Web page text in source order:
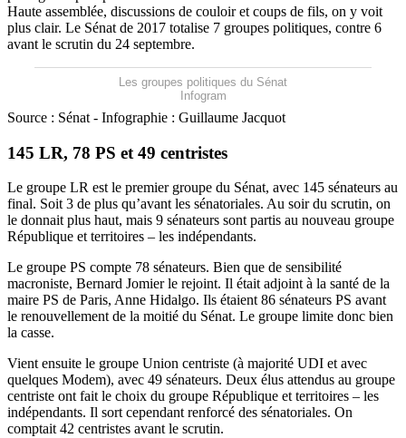
Haute assemblée, discussions de couloir et coups de fils, on y voit
plus clair. Le Sénat de 2017 totalise 7 groupes politiques, contre 6
avant le scrutin du 24 septembre.
Les groupes politiques du Sénat
Infogram
Source : Sénat - Infographie : Guillaume Jacquot
145 LR, 78 PS et 49 centristes
Le groupe LR est le premier groupe du Sénat, avec 145 sénateurs au
final. Soit 3 de plus qu’avant les sénatoriales. Au soir du scrutin, on
le donnait plus haut, mais 9 sénateurs sont partis au nouveau groupe
République et territoires – les indépendants.
Le groupe PS compte 78 sénateurs. Bien que de sensibilité
macroniste, Bernard Jomier le rejoint. Il était adjoint à la santé de la
maire PS de Paris, Anne Hidalgo. Ils étaient 86 sénateurs PS avant
le renouvellement de la moitié du Sénat. Le groupe limite donc bien
la casse.
Vient ensuite le groupe Union centriste (à majorité UDI et avec
quelques Modem), avec 49 sénateurs. Deux élus attendus au groupe
centriste ont fait le choix du groupe République et territoires – les
indépendants. Il sort cependant renforcé des sénatoriales. On
comptait 42 centristes avant le scrutin.